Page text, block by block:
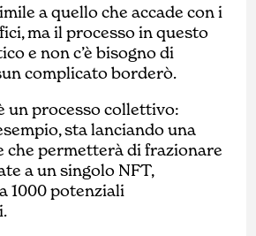
a quello che accade con i
ma il processo in questo
e non c’è bisogno di
complicato borderò.
un processo collettivo:
sta lanciando una
che permetterà di frazionare
a un singolo NFT,
1000 potenziali